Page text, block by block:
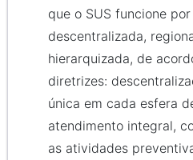
que o SUS funcione
descentralizada,
hierarquizada, de
diretrizes:
única em cada esfera
atendimento integral,
as atividades